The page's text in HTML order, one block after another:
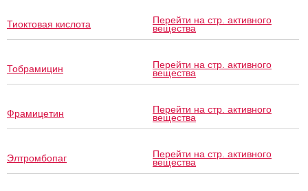
Тиоктовая кислота Перейти на стр. активного
вещества
Тобрамицин Перейти на стр. активного
вещества
Фрамицетин Перейти на стр. активного
вещества
Элтромбопаг Перейти на стр. активного
вещества